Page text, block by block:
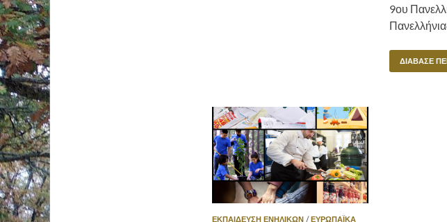
9ου
ΔΙΆΒΑΣΕ
ΕΚΠΑΙΔΕΥΣΗ ΕΝΗΛΙΚΩΝ/ΕΥΡΩΠΑΪΚΆ